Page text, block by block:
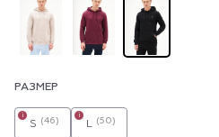
РАЗМЕР
S (46)
i
L (50)
i